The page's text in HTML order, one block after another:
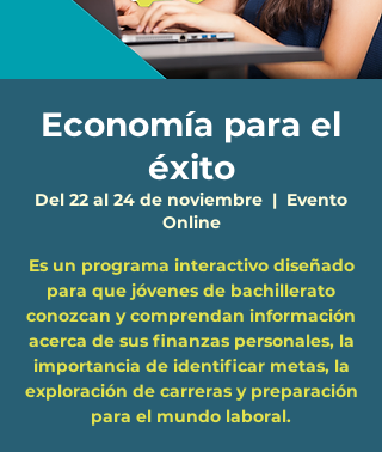
Economía para el
éxito
Del 22 al 24 de noviembre
  |
Evento
Online
Es un programa interactivo diseñado
para que jóvenes de bachillerato
conozcan y comprendan información
acerca de sus finanzas personales, la
importancia de identificar metas, la
exploración de carreras y preparación
para el mundo laboral.